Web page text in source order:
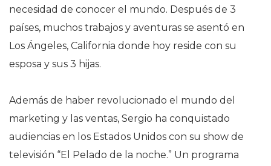
necesidad de conocer el mundo. Después de 3
países, muchos trabajos y aventuras se asentó en
Los Ángeles, California donde hoy reside con su
esposa y sus 3 hijas.
Además de haber revolucionado el mundo del
marketing y las ventas, Sergio ha conquistado
audiencias en los Estados Unidos con su show de
televisión “El Pelado de la noche.” Un programa